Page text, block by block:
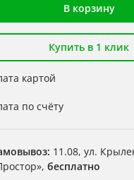
В корзину
Купить в 1 клик
картой
по счёту
11.08, ул.
бесплатно